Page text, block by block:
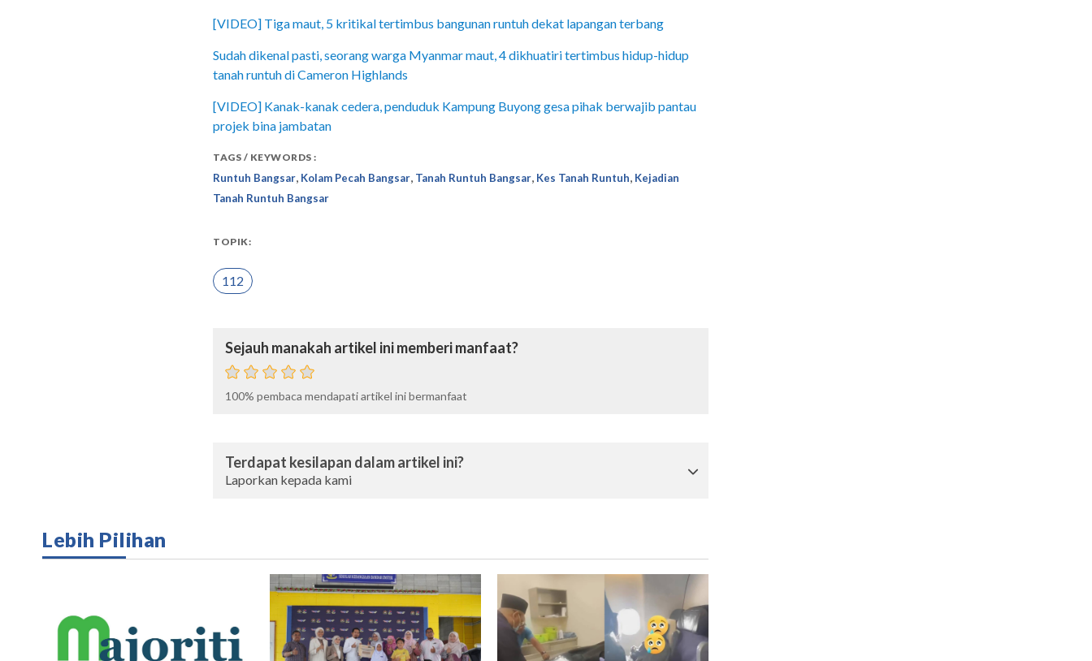
[VIDEO] Tiga maut, 5 kritikal tertimbus bangunan runtuh dekat lapangan terbang
Sudah dikenal pasti, seorang warga Myanmar maut, 4 dikhuatiri tertimbus hidup-hidup
tanah runtuh di Cameron Highlands
[VIDEO] Kanak-kanak cedera, penduduk Kampung Buyong gesa pihak berwajib pantau
projek bina jambatan
TAGS / KEYWORDS :
Runtuh Bangsar Kolam Pecah Bangsar Tanah Runtuh Bangsar Kes Tanah Runtuh Kejadian
Tanah Runtuh Bangsar
TOPIK:
112
Sejauh manakah artikel ini memberi manfaat?
100% pembaca mendapati artikel ini bermanfaat
Terdapat kesilapan dalam artikel ini?
Laporkan kepada kami
Lebih Pilihan